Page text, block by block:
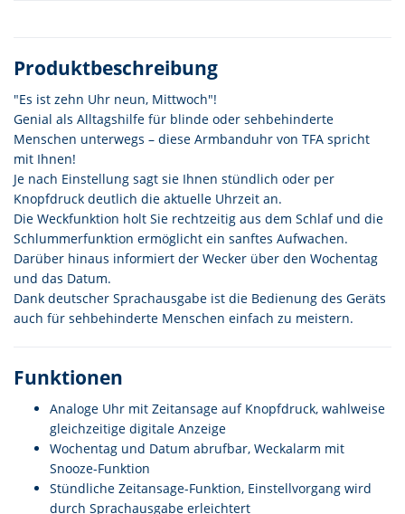
Produktbeschreibung
"Es ist zehn Uhr neun, Mittwoch"!
Genial als Alltagshilfe für blinde oder sehbehinderte
Menschen unterwegs – diese Armbanduhr von TFA spricht
mit Ihnen!
Je nach Einstellung sagt sie Ihnen stündlich oder per
Knopfdruck deutlich die aktuelle Uhrzeit an.
Die Weckfunktion holt Sie rechtzeitig aus dem Schlaf und die
Schlummerfunktion ermöglicht ein sanftes Aufwachen.
Darüber hinaus informiert der Wecker über den Wochentag
und das Datum.
Dank deutscher Sprachausgabe ist die Bedienung des Geräts
auch für sehbehinderte Menschen einfach zu meistern.
Funktionen
Analoge Uhr mit Zeitansage auf Knopfdruck, wahlweise
gleichzeitige digitale Anzeige
Wochentag und Datum abrufbar, Weckalarm mit
Snooze-Funktion
Stündliche Zeitansage-Funktion, Einstellvorgang wird
durch Sprachausgabe erleichtert